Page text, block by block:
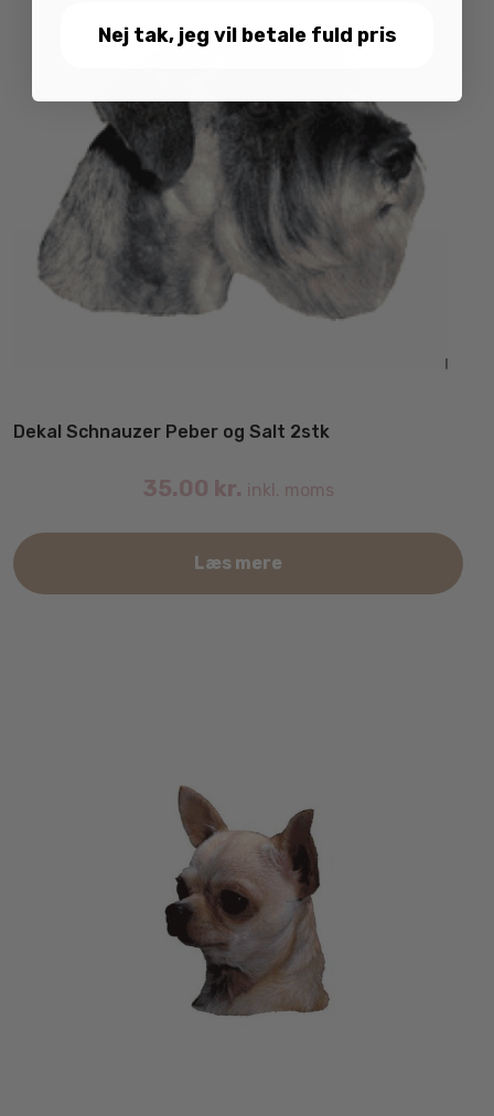
Dekal Schnauzer Peber og Salt 2stk
35.00 kr. inkl. moms
Læs mere
Nej tak, jeg vil betale fuld pris